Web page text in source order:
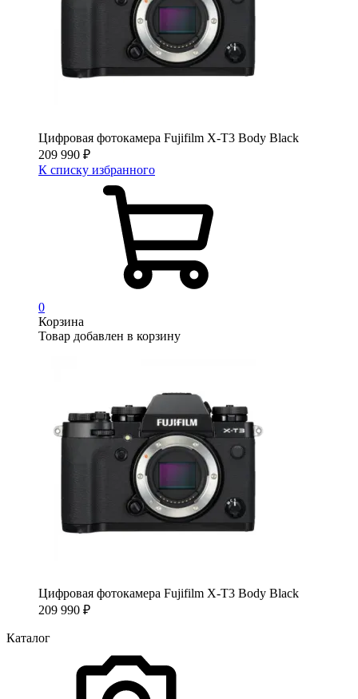
Цифровая фотокамера Fujifilm X-T3 Body Black
209 990 ₽
К списку избранного
0
Корзина
Товар добавлен в корзину
Цифровая фотокамера Fujifilm X-T3 Body Black
209 990 ₽
Каталог